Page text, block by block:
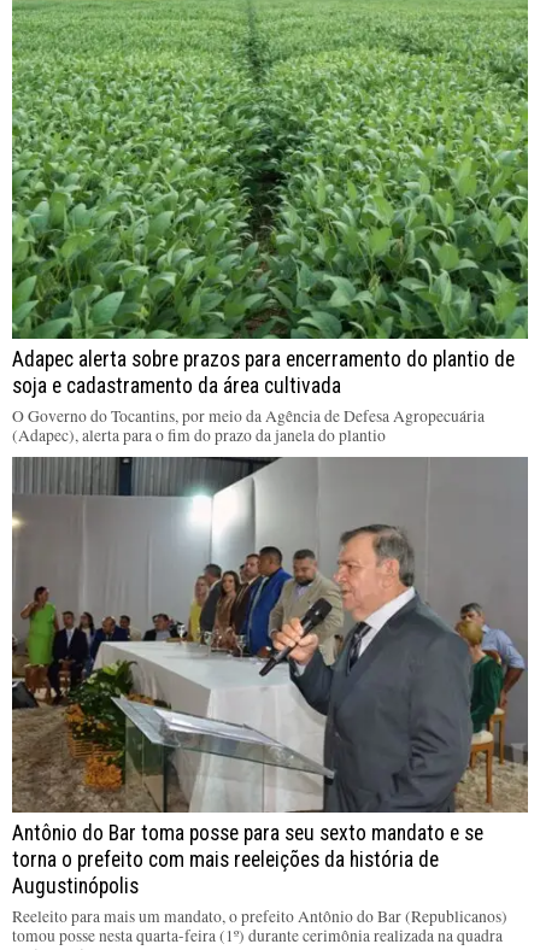
Adapec alerta sobre prazos para encerramento do plantio de
soja e cadastramento da área cultivada
O Governo do Tocantins, por meio da Agência de Defesa Agropecuária
(Adapec), alerta para o fim do prazo da janela do plantio
Antônio do Bar toma posse para seu sexto mandato e se
torna o prefeito com mais reeleições da história de
Augustinópolis
Reeleito para mais um mandato, o prefeito Antônio do Bar (Republicanos)
tomou posse nesta quarta-feira (1º) durante cerimônia realizada na quadra